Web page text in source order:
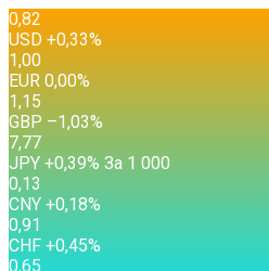
0,82
USD +0,33%
1,00
EUR 0,00%
1,15
GBP –1,03%
7,77
JPY +0,39% За 1 000
0,13
CNY +0,18%
0,91
CHF +0,45%
0,65